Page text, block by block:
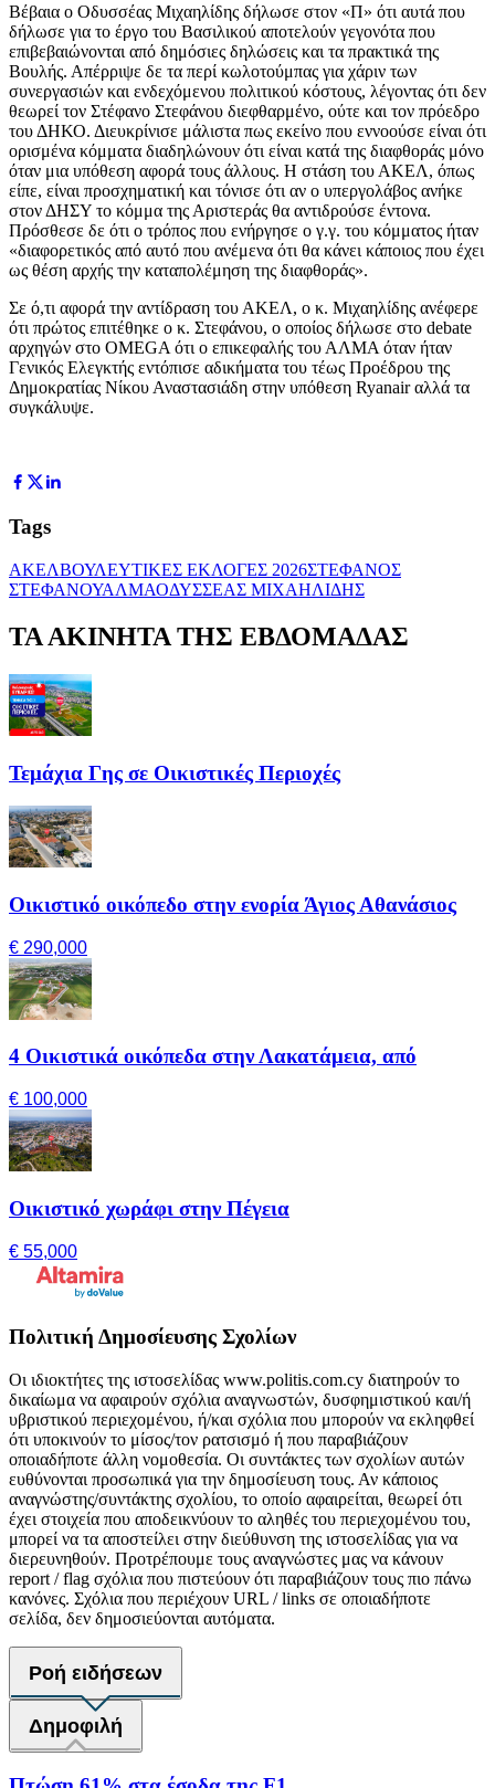
Βέβαια ο Οδυσσέας Μιχαηλίδης δήλωσε στον «Π» ότι αυτά που
δήλωσε για το έργο του Βασιλικού αποτελούν γεγονότα που
επιβεβαιώνονται από δημόσιες δηλώσεις και τα πρακτικά της
Βουλής. Απέρριψε δε τα περί κωλοτούμπας για χάριν των
συνεργασιών και ενδεχόμενου πολιτικού κόστους, λέγοντας ότι δεν
θεωρεί τον Στέφανο Στεφάνου διεφθαρμένο, ούτε και τον πρόεδρο
του ΔΗΚΟ. Διευκρίνισε μάλιστα πως εκείνο που εννοούσε είναι ότι
ορισμένα κόμματα διαδηλώνουν ότι είναι κατά της διαφθοράς μόνο
όταν μια υπόθεση αφορά τους άλλους. Η στάση του ΑΚΕΛ, όπως
είπε, είναι προσχηματική και τόνισε ότι αν ο υπεργολάβος ανήκε
στον ΔΗΣΥ το κόμμα της Αριστεράς θα αντιδρούσε έντονα.
Πρόσθεσε δε ότι ο τρόπος που ενήργησε ο γ.γ. του κόμματος ήταν
«διαφορετικός από αυτό που ανέμενα ότι θα κάνει κάποιος που έχει
ως θέση αρχής την καταπολέμηση της διαφθοράς».
Σε ό,τι αφορά την αντίδραση του ΑΚΕΛ, ο κ. Μιχαηλίδης ανέφερε
ότι πρώτος επιτέθηκε ο κ. Στεφάνου, ο οποίος δήλωσε στο debate
αρχηγών στο OMEGA ότι ο επικεφαλής του ΑΛΜΑ όταν ήταν
Γενικός Ελεγκτής εντόπισε αδικήματα του τέως Προέδρου της
Δημοκρατίας Νίκου Αναστασιάδη στην υπόθεση Ryanair αλλά τα
συγκάλυψε.
Tags
ΑΚΕΛΒΟΥΛΕΥΤΙΚΕΣ ΕΚΛΟΓΕΣ 2026ΣΤΕΦΑΝΟΣ
ΣΤΕΦΑΝΟΥΑΛΜΑΟΔΥΣΣΕΑΣ ΜΙΧΑΗΛΙΔΗΣ
ΤΑ ΑΚΙΝΗΤΑ ΤΗΣ ΕΒΔΟΜΑΔΑΣ
Τεμάχια Γης σε Οικιστικές Περιοχές
Οικιστικό οικόπεδο στην ενορία Άγιος Αθανάσιος
€ 290,000
4 Οικιστικά οικόπεδα στην Λακατάμεια, από
€ 100,000
Οικιστικό χωράφι στην Πέγεια
€ 55,000
Πολιτική Δημοσίευσης Σχολίων
Οι ιδιοκτήτες της ιστοσελίδας www.politis.com.cy διατηρούν το
δικαίωμα να αφαιρούν σχόλια αναγνωστών, δυσφημιστικού και/ή
υβριστικού περιεχομένου, ή/και σχόλια που μπορούν να εκληφθεί
ότι υποκινούν το μίσος/τον ρατσισμό ή που παραβιάζουν
οποιαδήποτε άλλη νομοθεσία. Οι συντάκτες των σχολίων αυτών
ευθύνονται προσωπικά για την δημοσίευση τους. Αν κάποιος
αναγνώστης/συντάκτης σχολίου, το οποίο αφαιρείται, θεωρεί ότι
έχει στοιχεία που αποδεικνύουν το αληθές του περιεχομένου του,
μπορεί να τα αποστείλει στην διεύθυνση της ιστοσελίδας για να
διερευνηθούν. Προτρέπουμε τους αναγνώστες μας να κάνουν
report / flag σχόλια που πιστεύουν ότι παραβιάζουν τους πιο πάνω
κανόνες. Σχόλια που περιέχουν URL / links σε οποιαδήποτε
σελίδα, δεν δημοσιεύονται αυτόματα.
Ροή ειδήσεων
Δημοφιλή